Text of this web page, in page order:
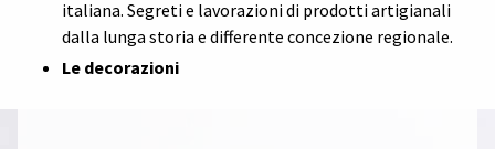
italiana. Segreti e lavorazioni di prodotti artigianali
dalla lunga storia e differente concezione regionale.
Le decorazioni